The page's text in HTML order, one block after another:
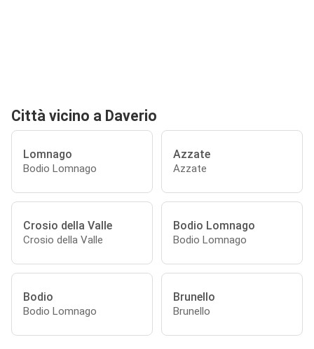
Città vicino a Daverio
Lomnago
Bodio Lomnago
Azzate
Azzate
Crosio della Valle
Crosio della Valle
Bodio Lomnago
Bodio Lomnago
Bodio
Bodio Lomnago
Brunello
Brunello